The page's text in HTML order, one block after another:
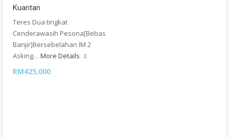
Kuantan
Teres Dua tingkat
Cenderawasih Pesona[Bebas
Banjir]Bersebelahan IM 2
Asking… More Details
RM425,000